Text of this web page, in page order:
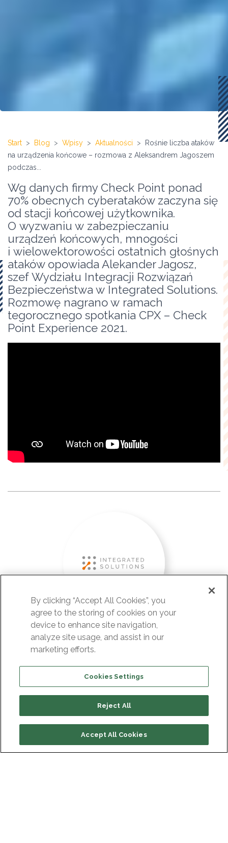
Start Blog Wpisy Aktualności
Rośnie liczba ataków
na urządzenia końcowe – rozmowa z Aleksandrem Jagoszem
podczas...
Wg danych firmy Check Point ponad
70% obecnych cyberataków zaczyna się
od stacji końcowej użytkownika.
O wyzwaniu w zabezpieczaniu
urządzeń końcowych, mnogości
i wielowektorowości ostatnich głośnych
ataków opowiada Alekander Jagosz,
szef Wydziału Integracji Rozwiązań
Bezpieczeństwa w Integrated Solutions.
Rozmowę nagrano w ramach
tegorocznego spotkania CPX – Check
Point Experience 2021.
Redakcja IS
By clicking “Accept All Cookies”, you
agree to the storing of cookies on your
device to enhance site navigation,
analyze site usage, and assist in our
marketing efforts.
Cookies Settings
Reject All
Accept All Cookies